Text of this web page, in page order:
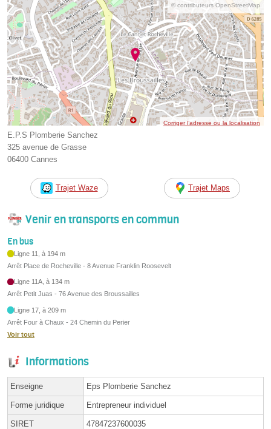
© contributeurs OpenStreetMap
Corriger l’adresse ou la localisation
E.P.S Plomberie Sanchez
325 avenue de Grasse
06400 Cannes
Trajet Waze Trajet Maps
Venir en transports en commun
En bus
Ligne 11, à 194 m
Arrêt Place de Rocheville - 8 Avenue Franklin Roosevelt
Ligne 11A, à 134 m
Arrêt Petit Juas - 76 Avenue des Broussailles
Ligne 17, à 209 m
Arrêt Four à Chaux - 24 Chemin du Perier
Voir tout
Informations
Enseigne Eps Plomberie Sanchez
Forme juridique Entrepreneur individuel
SIRET 47847237600035